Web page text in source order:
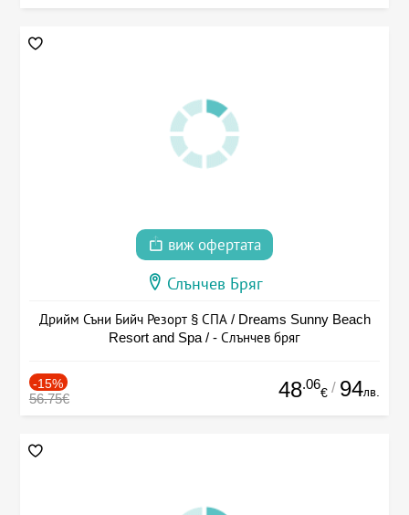
виж офертата
Слънчев Бряг
Дрийм Съни Бийч Резорт § СПА / Dreams Sunny Beach
Resort and Spa / - Слънчев бряг
-15%
56.75€ 48.06
€ / 94лв.